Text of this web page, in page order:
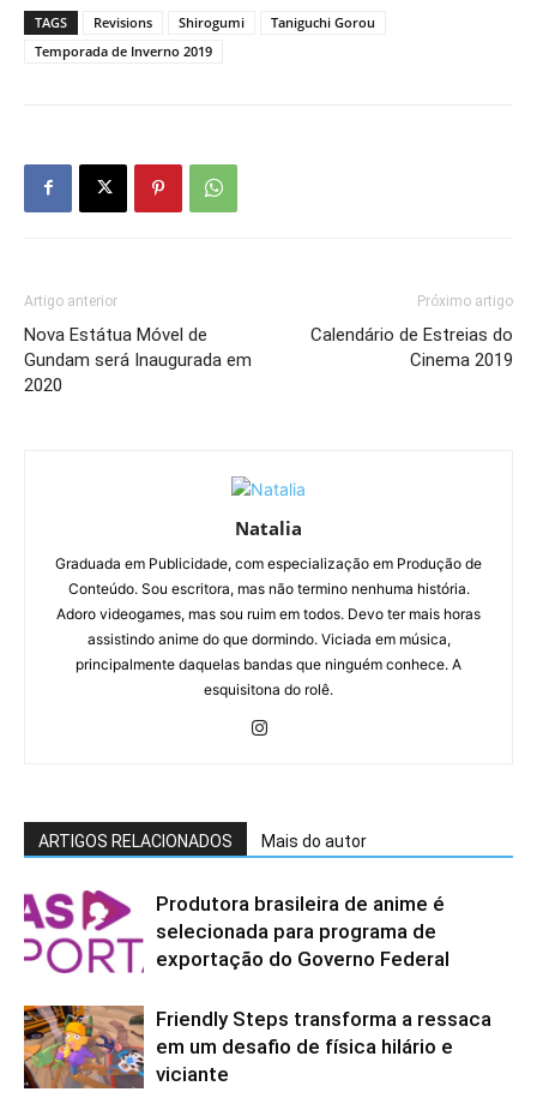
TAGS Revisions Shirogumi
Taniguchi Gorou
Temporada de Inverno 2019
Artigo anterior
Nova Estátua Móvel de
Gundam será Inaugurada em
2020
Próximo artigo
Calendário de Estreias do
Cinema 2019
Natalia
Graduada em Publicidade, com especialização em Produção de
Conteúdo. Sou escritora, mas não termino nenhuma história.
Adoro videogames, mas sou ruim em todos. Devo ter mais horas
assistindo anime do que dormindo. Viciada em música,
principalmente daquelas bandas que ninguém conhece. A
esquisitona do rolê.
ARTIGOS RELACIONADOS Mais do autor
Produtora brasileira de anime é
selecionada para programa de
exportação do Governo Federal
Friendly Steps transforma a ressaca
em um desafio de física hilário e
viciante